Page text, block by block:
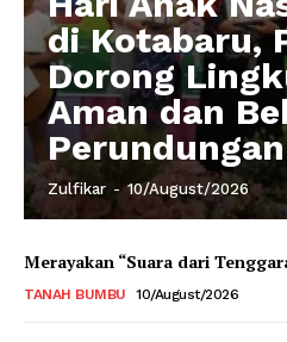
di Kotabaru,
Dorong
Aman dan
Perundungan
Zulfikar - 10/August/2026
Merayakan “Suara dari
TANAH BUMBU 10/August/2026